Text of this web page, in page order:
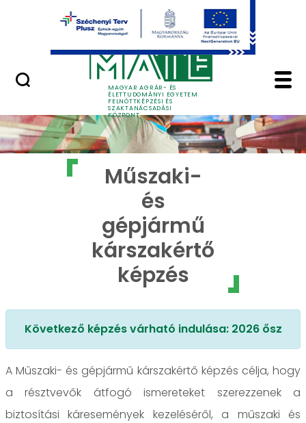
Ugrás a fő tartalomhoz
MAGYAR AGRÁR- ÉS
ÉLETTUDOMÁNYI EGYETEM
FELNŐTTKÉPZÉSI ÉS
SZAKTANÁCSADÁSI
KÖZPONT
Műszaki- és
Műszaki-
és
gépjármű
kárszakértő
képzés
Következő képzés várható indulása: 2026 ősz
A Műszaki- és gépjármű kárszakértő képzés célja, hogy
a résztvevők átfogó ismereteket szerezzenek a
biztosítási káresemények kezeléséről, a műszaki és